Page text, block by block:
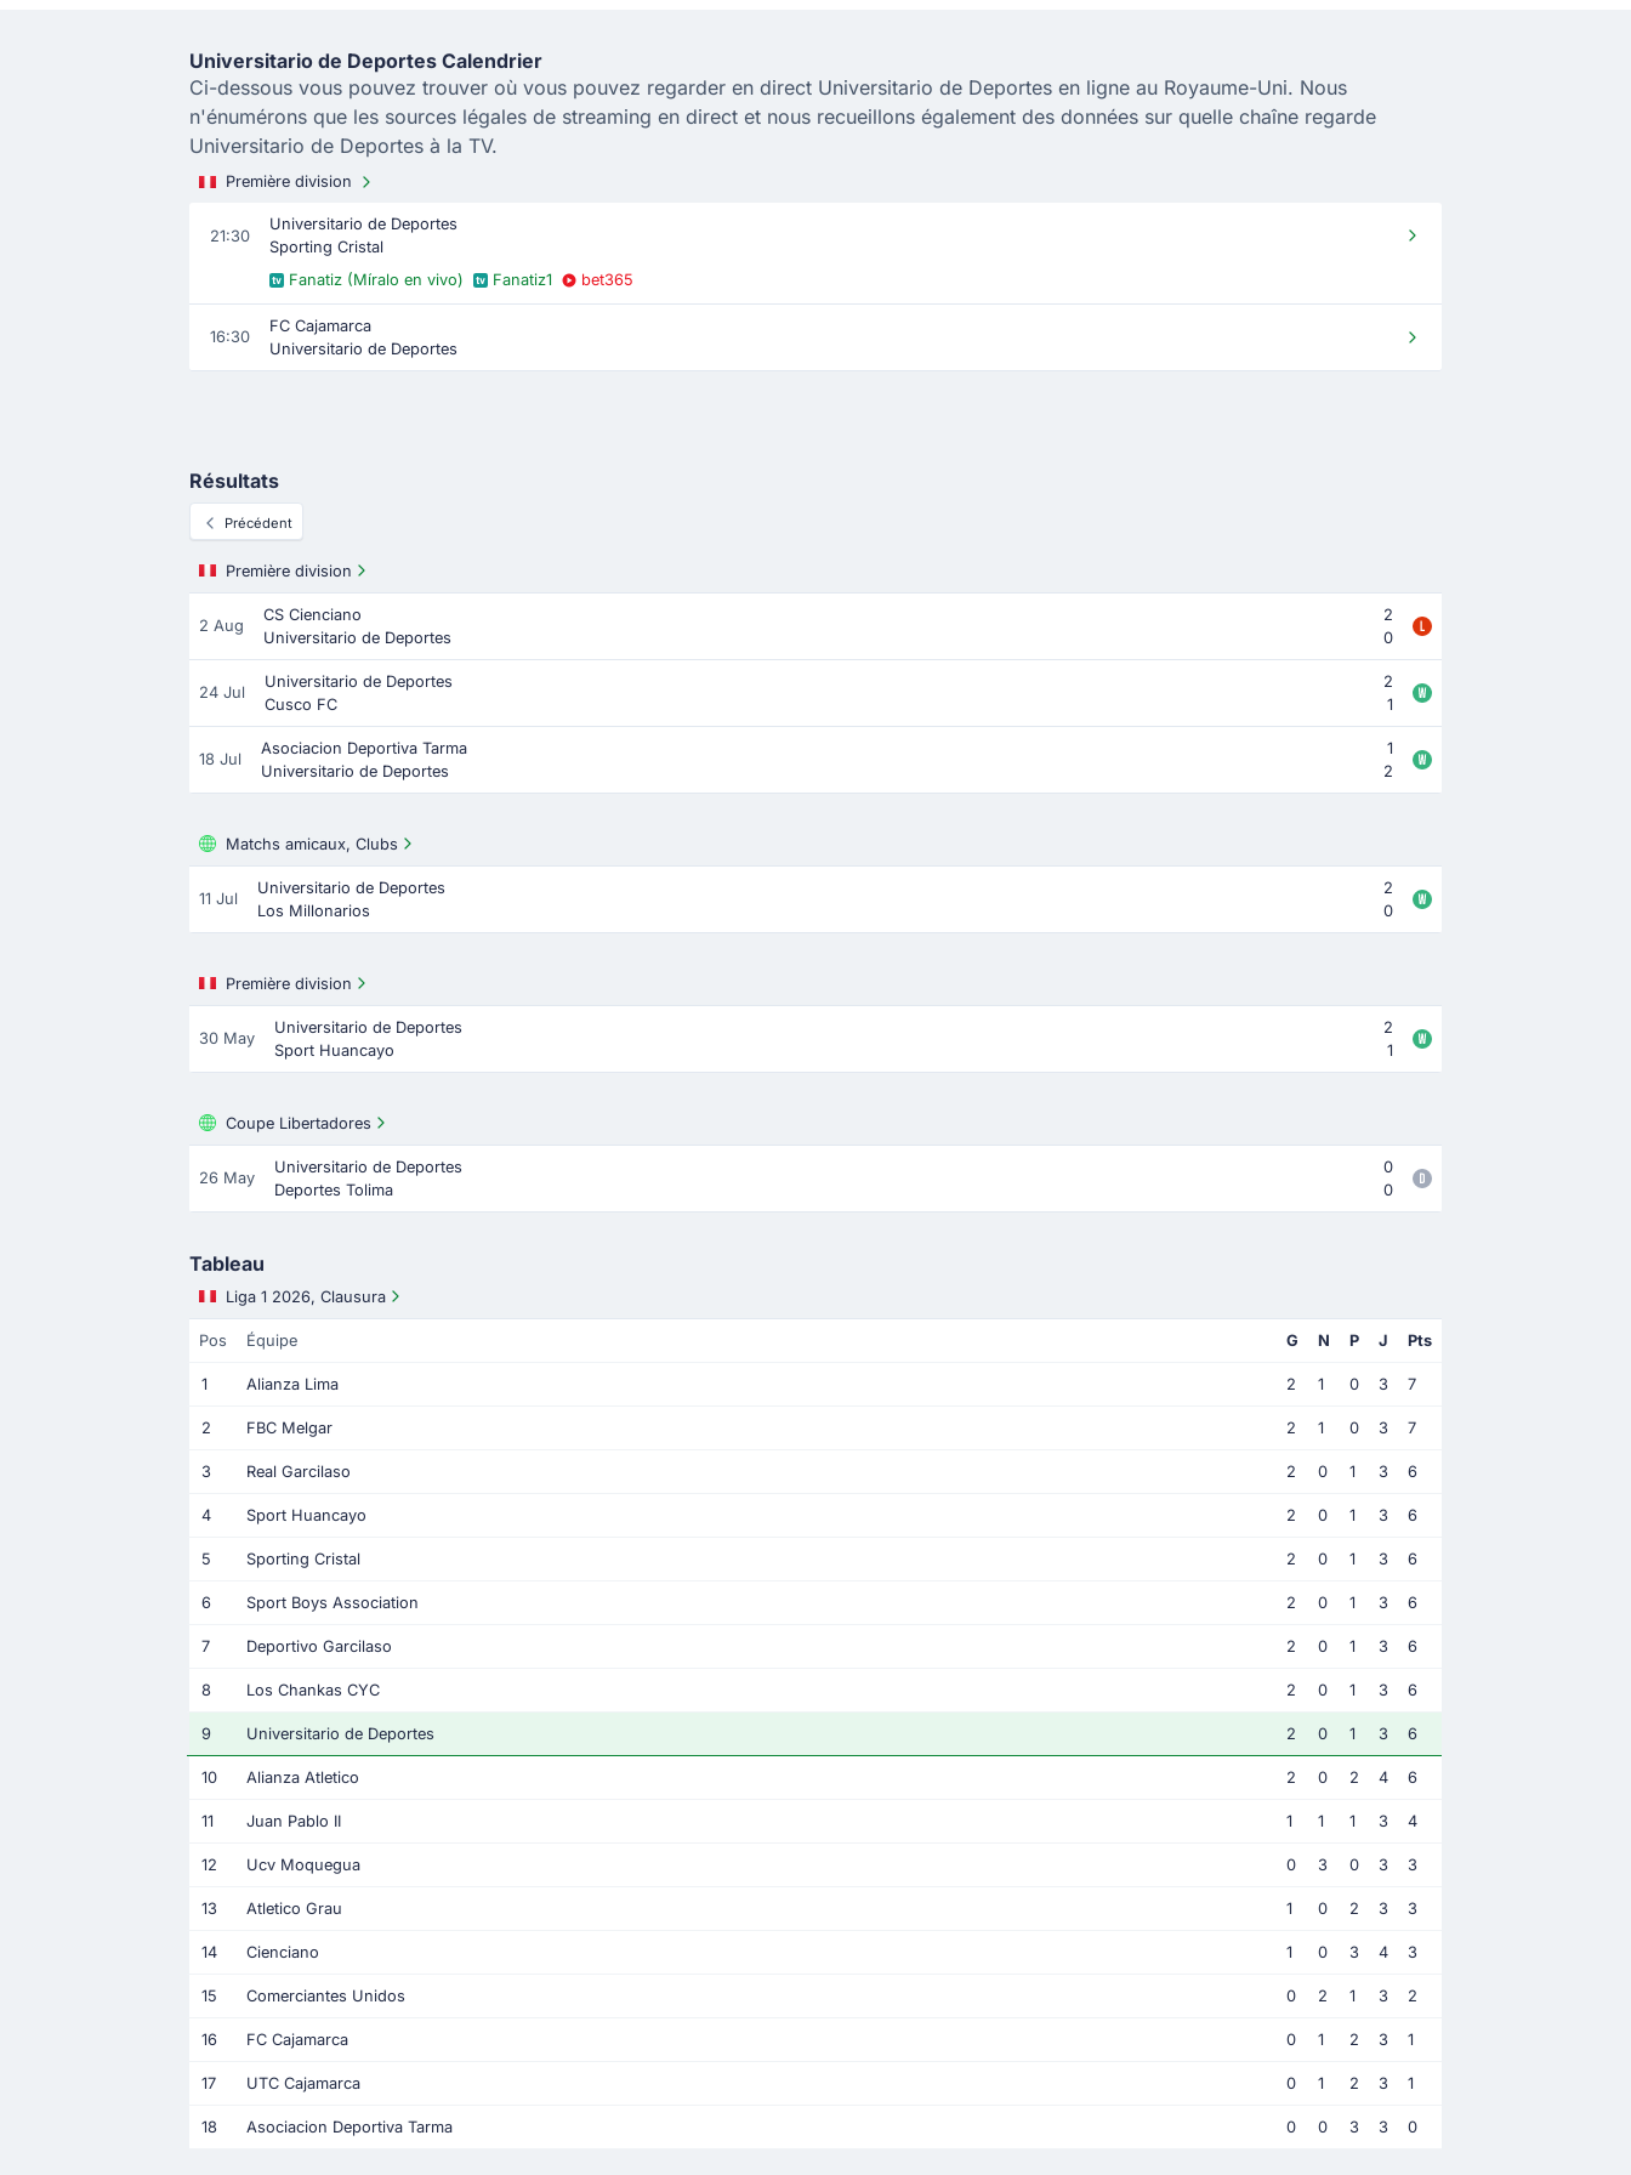
Universitario de Deportes Calendrier
Ci-dessous vous pouvez trouver où vous pouvez regarder en direct Universitario de Deportes en ligne au Royaume-Uni. Nous
n'énumérons que les sources légales de streaming en direct et nous recueillons également des données sur quelle chaîne regarde
Universitario de Deportes à la TV.
Première division
21:30
Universitario de Deportes
Sporting Cristal
Fanatiz (Míralo en vivo)
Fanatiz1 bet365
16:30
FC Cajamarca
Universitario de Deportes
Résultats
Précédent
Première division
2 Aug
CS Cienciano
2
Universitario de Deportes
0
24 Jul
Universitario de Deportes
2
Cusco FC
1
18 Jul
Asociacion Deportiva Tarma
1
Universitario de Deportes
2
Matchs amicaux, Clubs
11 Jul
Universitario de Deportes
2
Los Millonarios
0
Première division
30 May
Universitario de Deportes
2
Sport Huancayo
1
Coupe Libertadores
26 May
Universitario de Deportes
0
Deportes Tolima
0
Tableau
Liga 1 2026, Clausura
Pos Équipe G N P J Pts
1 Alianza Lima 2 1 0 3 7
2 FBC Melgar 2 1 0 3 7
3 Real Garcilaso 2 0 1 3 6
4 Sport Huancayo 2 0 1 3 6
5 Sporting Cristal 2 0 1 3 6
6 Sport Boys Association 2 0 1 3 6
7 Deportivo Garcilaso 2 0 1 3 6
8 Los Chankas CYC 2 0 1 3 6
9 Universitario de Deportes 2 0 1 3 6
10 Alianza Atletico 2 0 2 4 6
11 Juan Pablo II 1 1 1 3 4
12 Ucv Moquegua 0 3 0 3 3
13 Atletico Grau 1 0 2 3 3
14 Cienciano 1 0 3 4 3
15 Comerciantes Unidos 0 2 1 3 2
16 FC Cajamarca 0 1 2 3 1
17 UTC Cajamarca 0 1 2 3 1
18 Asociacion Deportiva Tarma 0 0 3 3 0